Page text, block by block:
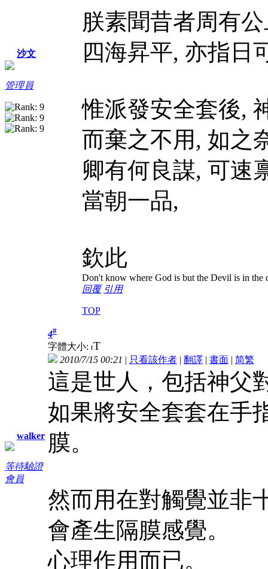
沙文
管理員
朕素聞昔者周有
四海昇平, 亦指日
惟派發安全套後,
而棄之不用, 如之
卿有何良謀, 可速
當朝一品,
欽此
Don't know where God is but the Devil is in the
回覆 引用
TOP
walker
等待驗證
會員
4#
字體大小: tT
2010/7/15 00:21 | 只看該作者 | 翻譯 | 書面 | 简繁
這是世人，包括神父
如果將安全套套在手
膜。
然而用在對觸覺並非
會產生隔膜感覺。
心理作用而已。